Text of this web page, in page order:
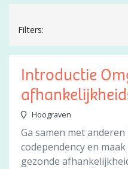
Filters:
Introductie
Hoograven
Ga samen met
codependency en
gezonde